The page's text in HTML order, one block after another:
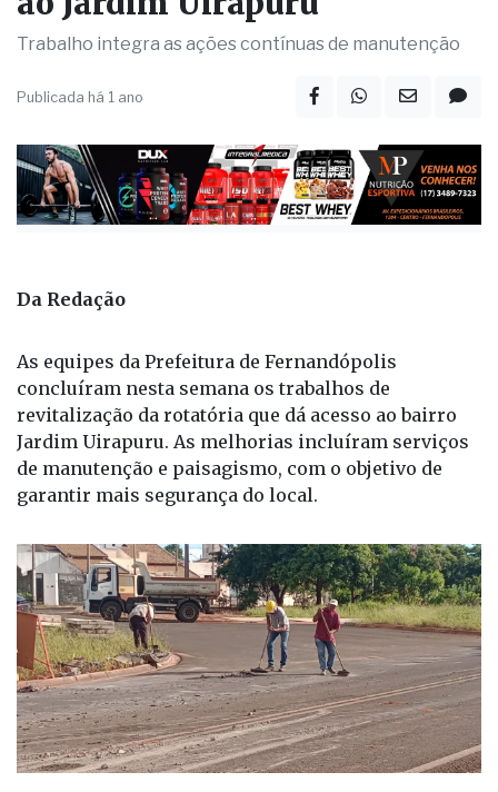
Trabalho integra as ações contínuas de manutenção
Publicada há 1 ano
Da Redação
As equipes da Prefeitura de Fernandópolis
concluíram nesta semana os trabalhos de
revitalização da rotatória que dá acesso ao bairro
Jardim Uirapuru. As melhorias incluíram serviços
de manutenção e paisagismo, com o objetivo de
garantir mais segurança do local.